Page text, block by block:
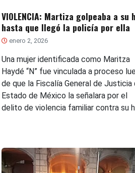
VIOLENCIA: Martiza golpeaba a su
hasta que llegó la policía por ella
enero 2, 2026
Una mujer identificada como Maritza
Haydé “N” fue vinculada a proceso
de que la Fiscalía General de Justicia
Estado de México la señalara por el
delito de violencia familiar contra su